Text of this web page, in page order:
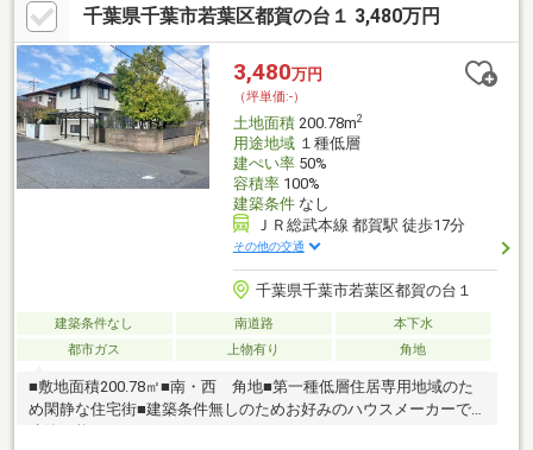
みつわ台店徒歩9分◆銚子港直送で新鮮なお魚が買える石毛魚類
徒歩7分【夏季はプールが楽しめる♪】◆みつわ台第2公園スポー
ツ徒歩9分◆みつめ台3丁目公園目の前♪徒歩1分◇スイング遊具と
2連のブランコ、お砂場、すべり台等がございます。
千葉県千葉市若葉区都賀の台１ 3,480万円
3,480万円
（坪単価:-）
土地面積200.78m2
用途地域１種低層
建ぺい率50%
容積率100%
建築条件なし
ＪＲ総武本線 都賀駅 徒歩17分
その他の交通
千葉県千葉市若葉区都賀の台１
建築条件なし 南道路
本下水
都市ガス
上物有り 角地
■敷地面積200.78㎡■南・西 角地■第一種低層住居専用地域のた
め閑静な住宅街■建築条件無しのためお好みのハウスメーカーで